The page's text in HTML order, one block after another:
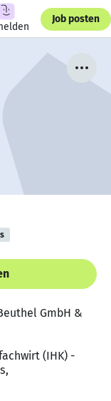
Job posten
GmbH &
(IHK) -